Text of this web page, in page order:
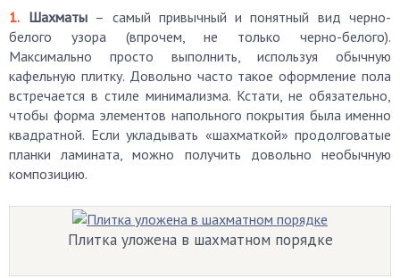
Шахматы – самый привычный и понятный вид черно-
белого узора (впрочем, не только черно-белого).
Максимально просто выполнить, используя обычную
кафельную плитку. Довольно часто такое оформление пола
встречается в стиле минимализма. Кстати, не обязательно,
чтобы форма элементов напольного покрытия была именно
квадратной. Если укладывать «шахматкой» продолговатые
планки ламината, можно получить довольно необычную
композицию.
Плитка уложена в шахматном порядке